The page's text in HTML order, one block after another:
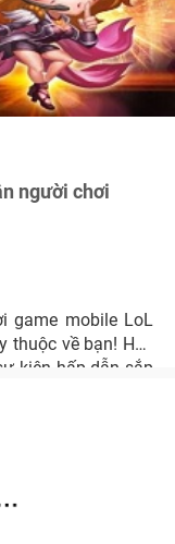
người chơi
game mobile LoL
thuộc về bạn! Hãy
kiện hấp dẫn sắp